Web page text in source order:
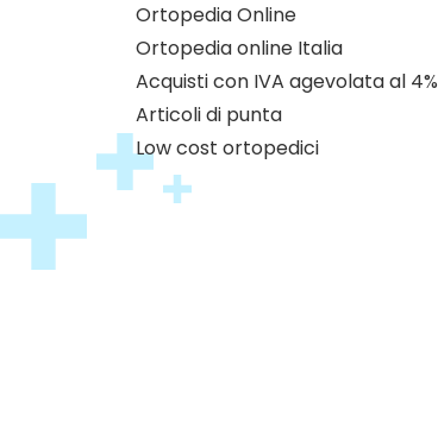
Ortopedia Online
Ortopedia online Italia
Acquisti con IVA agevolata al 4%
Articoli di punta
Low cost ortopedici